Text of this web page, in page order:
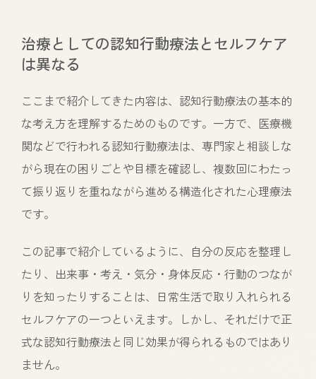
治療としての認知行動療法とセルフケア
は異なる
ここまで紹介してきた内容は、認知行動療法の基本的
な考え方を理解するためのものです。一方で、医療機
関などで行われる認知行動療法は、専門家と相談しな
がら現在の困りごとや目標を確認し、複数回にわたっ
て振り返りを重ねながら進める構造化された心理療法
です。
この記事で紹介しているように、自分の反応を整理し
たり、出来事・考え・気分・身体反応・行動のつなが
りを知ったりすることは、日常生活で取り入れられる
セルフケアの一つといえます。しかし、それだけで正
式な認知行動療法と同じ効果が得られるものではあり
ません。